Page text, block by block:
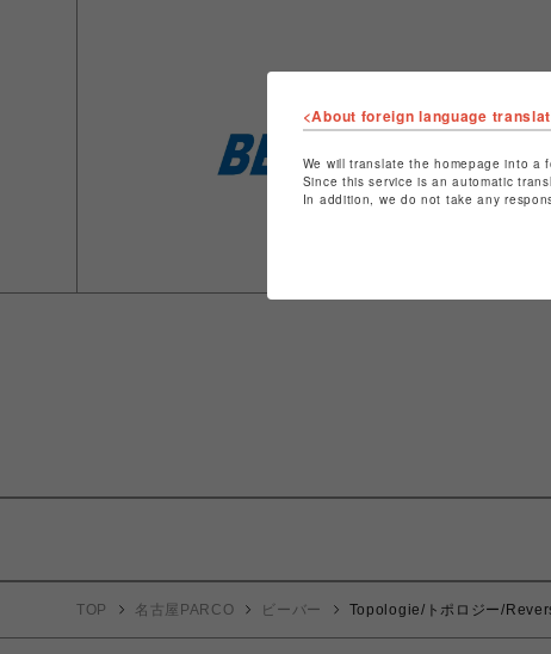
店
特
TOP 名古屋PARCO ビーバー Topologie/トポロジー/
<About foreign language
We will translate the homepage into a
Since this service is an automatic
In addition, we do not take any